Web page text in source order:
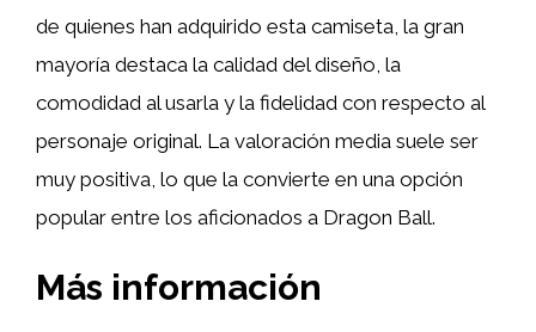
de quienes han adquirido esta camiseta, la gran
mayoría destaca la calidad del diseño, la
comodidad al usarla y la fidelidad con respecto al
personaje original. La valoración media suele ser
muy positiva, lo que la convierte en una opción
popular entre los aficionados a Dragon Ball.
Más información